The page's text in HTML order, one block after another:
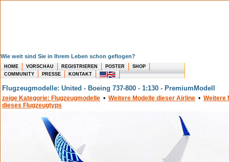
Wie weit sind Sie in Ihrem Leben schon geflogen?
HOME VORSCHAU REGISTRIEREN POSTER
SHOP
COMMUNITY
PRESSE KONTAKT
Flugzeugmodelle: United - Boeing 737-800 - 1:130 - PremiumModell
zeige Kategorie: Flugzeugmodelle • Weitere Modelle dieser Airline • Weitere
dieses Flugzeugtyps